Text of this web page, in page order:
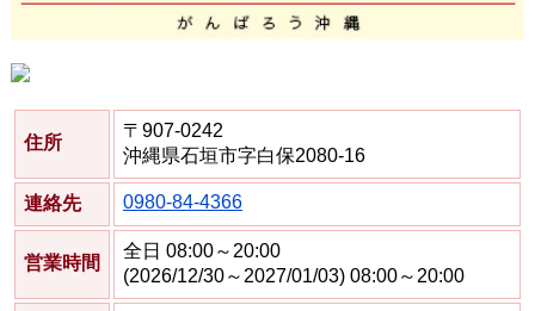
住所
〒907-0242
沖縄県石垣市字白保2080-16
連絡先 0980-84-4366
営業時間
全日 08:00～20:00
(2026/12/30～2027/01/03) 08:00～20:00